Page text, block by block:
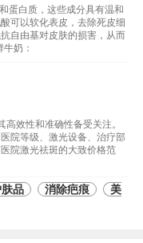
蛋白质，这些成分具有温和
可以软化表皮，去除死皮细
自由基对皮肤的损害，从而
奶：
效性和准确性备受关注。
院等级、激光设备、治疗部
院激光祛斑的大致价格范
品 消除疤痕
美